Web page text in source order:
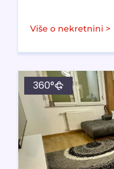
Više o nekretnini >
360°